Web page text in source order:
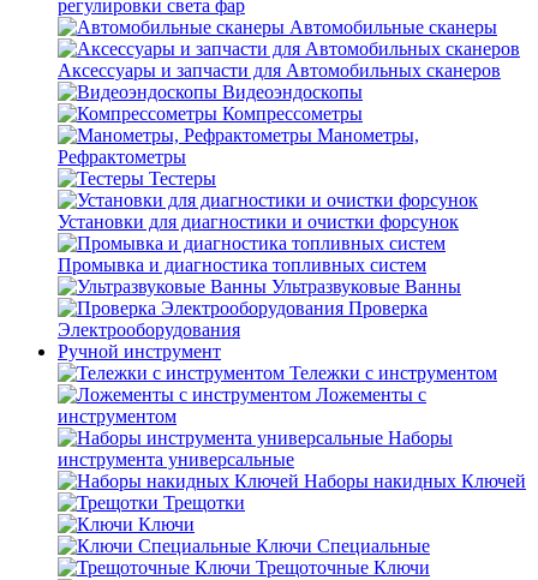
регулировки света фар
Автомобильные сканеры
Аксессуары и запчасти для Автомобильных сканеров
Видеоэндоскопы
Компрессометры
Манометры,
Рефрактометры
Тестеры
Установки для диагностики и очистки форсунок
Промывка и диагностика топливных систем
Ультразвуковые Ванны
Проверка
Электрооборудования
Ручной инструмент
Тележки с инструментом
Ложементы с
инструментом
Наборы
инструмента универсальные
Наборы накидных Ключей
Трещотки
Ключи
Ключи Специальные
Трещоточные Ключи